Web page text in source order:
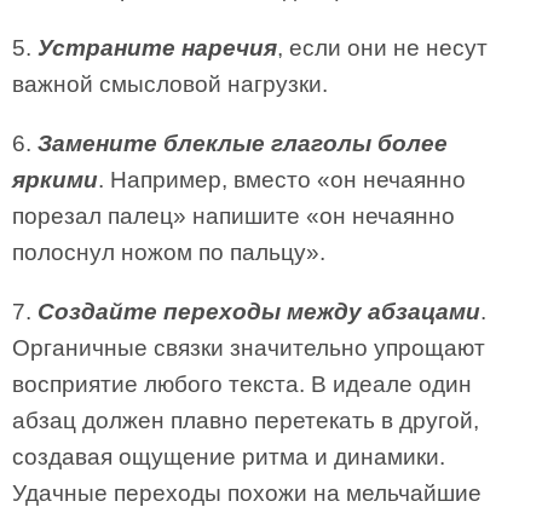
5. Устраните наречия, если они не несут
важной смысловой нагрузки.
6. Замените блеклые глаголы более
яркими. Например, вместо «он нечаянно
порезал палец» напишите «он нечаянно
полоснул ножом по пальцу».
7. Создайте переходы между абзацами.
Органичные связки значительно упрощают
восприятие любого текста. В идеале один
абзац должен плавно перетекать в другой,
создавая ощущение ритма и динамики.
Удачные переходы похожи на мельчайшие